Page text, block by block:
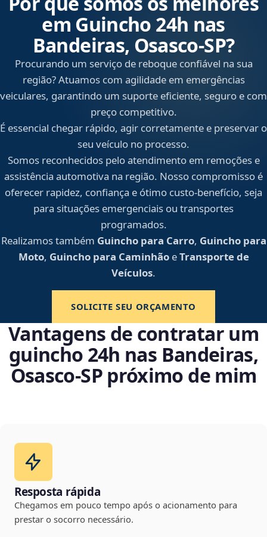
em Guincho 24h nas
Bandeiras, Osasco‑SP?
Procurando um serviço de reboque confiável na sua
região? Atuamos com agilidade em emergências
veiculares, garantindo um suporte eficiente, seguro e com
preço competitivo.
É essencial chegar rápido, agir corretamente e preservar o
seu veículo no processo.
Somos reconhecidos pelo atendimento em remoções e
assistência automotiva na região. Nosso compromisso é
oferecer rapidez, confiança e ótimo custo-benefício, seja
para situações emergenciais ou transportes
programados.
Realizamos também Guincho para Carro, Guincho para
Moto, Guincho para CaminhãoeTransporte de
Veículos.
SOLICITE SEU ORÇAMENTO
Vantagens de contratar um
guincho 24h nas Bandeiras,
Osasco‑SP próximo de mim
Resposta rápida
Chegamos em pouco tempo após o acionamento para
prestar o socorro necessário.